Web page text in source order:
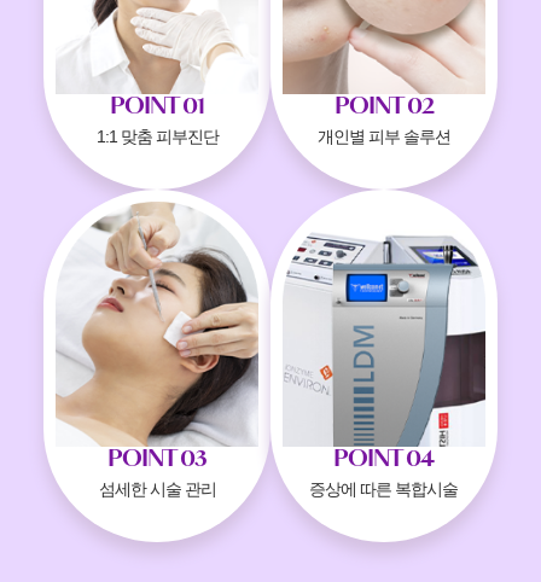
POINT 01
1:1 맞춤 피부진단
POINT 02
개인별 피부 솔루션
POINT 03
섬세한 시술 관리
POINT 04
증상에 따른 복합시술